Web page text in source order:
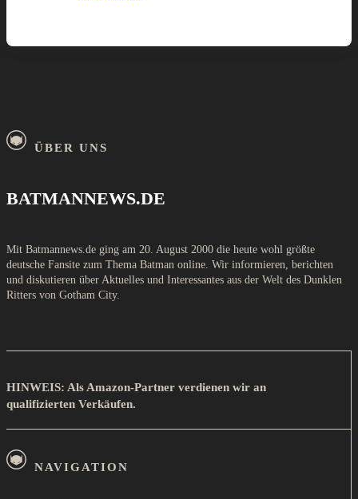
ÜBER UNS
BATMANNEWS.DE
Mit Batmannews.de ging am 20. August 2000 die heute wohl größte
deutsche Fansite zum Thema Batman online. Wir informieren, berichten
und diskutieren über Aktuelles und Interessantes aus der Welt des Dunklen
Ritters von Gotham City.
HINWEIS: Als Amazon-Partner verdienen wir an
qualifizierten Verkäufen.
NAVIGATION